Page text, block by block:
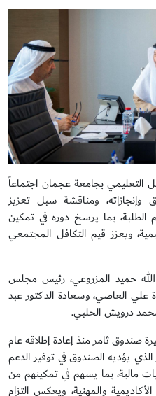
التعليمي بجامعة عجمان اجتماعاً
ومناقشة سبل تعزيز
الطلبة، بما يرسخ دوره في تمكين
ويعزز قيم التكافل المجتمعي
الله حميد المزروعي، رئيس مجلس
العاصي، وسعادة الدكتور عبد
درويش الحلبي.
صندوق ثامر منذ إعادة إطلاقه عام
الذي يؤديه الصندوق في توفير الدعم
مالية، بما يسهم في تمكينهم من
والمهنية، ويعكس التزام